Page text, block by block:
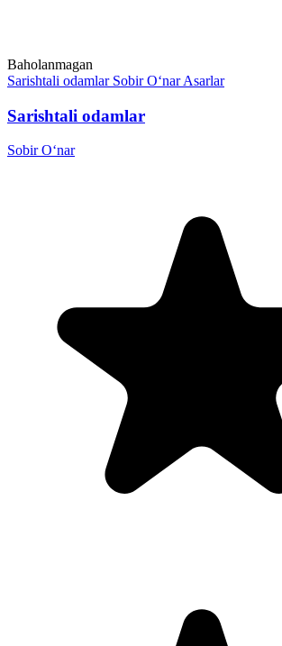
Baholanmagan
Sarishtali odamlar Sobir O‘nar Asarlar
Sarishtali odamlar
Sobir O‘nar